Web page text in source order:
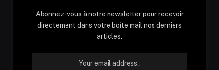
Abonnez-vous à notre newsletter pour recevoir
directement dans votre boîte mail nos derniers
articles.